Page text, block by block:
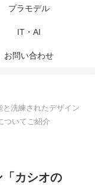
プラモデル
IT・AI
お問い合わせ
と洗練されたデザイン
ついてご紹介
カシオの